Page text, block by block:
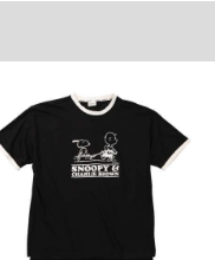
ムシャーリング
ール/袖口